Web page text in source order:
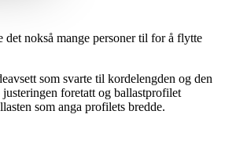
nokså mange personer til for å flytte
som svarte til kordelengden og den
foretatt og ballastprofilet
som anga profilets bredde.